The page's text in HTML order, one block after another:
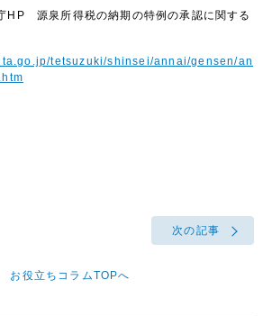
HP 源泉所得税の納期の特例の承認に関する
tetsuzuki/shinsei/annai/gensen/an
お役立ちコラムTOPへ
次の記事